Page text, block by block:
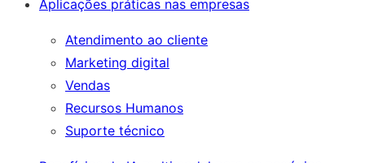
Aplicações práticas nas empresas
Atendimento ao cliente
Marketing digital
Vendas
Recursos Humanos
Suporte técnico